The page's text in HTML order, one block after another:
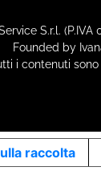
S.r.l.
Founded by
i contenuti
raccolta